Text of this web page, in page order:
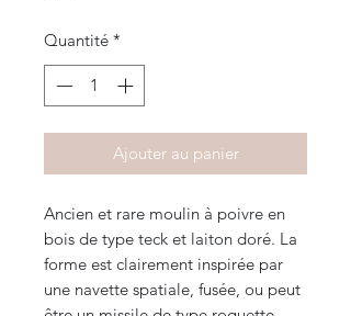
Quantité *
Ajouter au panier
Ancien et rare moulin à poivre en
bois de type teck et laiton doré. La
forme est clairement inspirée par
une navette spatiale, fusée, ou peut